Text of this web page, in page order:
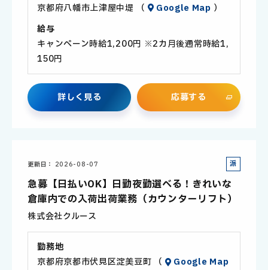
京都府八幡市上津屋中堤 （
Google Map ）
給与
キャンペーン時給1,200円 ※2カ月後通常時給1,
150円
詳しく見る 応募する
更新日 2026-08-07
派
社
員
急募【日払いOK】日勤夜勤選べる！きれいな
倉庫内での入荷出荷業務（カウンターリフト）
株式会社クルース
勤務地
京都府京都市伏見区淀美豆町 （
Google Map